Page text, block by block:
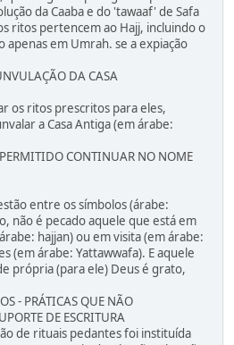
da Caaba e do 'tawaaf' de Safa
ritos pertencem ao Hajj, incluindo o
em Umrah. se a expiação
DA CASA
os ritos prescritos para eles,
a Casa Antiga (em árabe:
CONTINUAR NO NOME
entre os símbolos (árabe:
não é pecado aquele que está em
hajjan) ou em visita (em árabe:
(em árabe: Yattawwafa). E aquele
própria (para ele) Deus é grato,
- PRÁTICAS QUE NÃO
DE ESCRITURA
de rituais pedantes foi instituída